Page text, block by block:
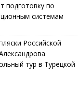
подготовку по
системам
Российской
тур в Турецкой